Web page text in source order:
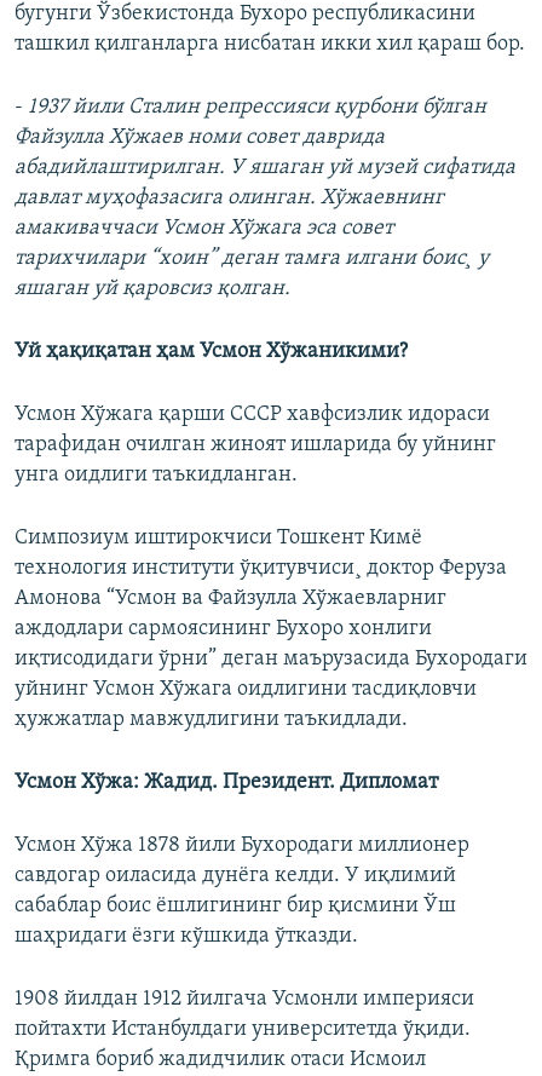
бугунги Ўзбекистонда Бухоро республикасини
ташкил қилганларга нисбатан икки хил қараш бор.
- 1937 йили Сталин репрессияси қурбони бўлган
Файзулла Хўжаев номи совет даврида
абадийлаштирилган. У яшаган уй музей сифатида
давлат муҳофазасига олинган. Хўжаевнинг
амакиваччаси Усмон Хўжага эса совет
тарихчилари “хоин” деган тамға илгани боис¸ у
яшаган уй қаровсиз қолган.
Уй ҳақиқатан ҳам Усмон Хўжаникими?
Усмон Хўжага қарши СССР хавфсизлик идораси
тарафидан очилган жиноят ишларида бу уйнинг
унга оидлиги таъкидланган.
Симпозиум иштирокчиси Тошкент Кимë
технология институти ўқитувчиси¸ доктор Феруза
Амонова “Усмон ва Файзулла Хўжаевларниг
аждодлари сармоясининг Бухоро хонлиги
иқтисодидаги ўрни” деган маърузасида Бухородаги
уйнинг Усмон Хўжага оидлигини тасдиқловчи
ҳужжатлар мавжудлигини таъкидлади.
Усмон Хўжа: Жадид. Президент. Дипломат
Усмон Хўжа 1878 йили Бухородаги миллионер
савдогар оиласида дунëга келди. У иқлимий
сабаблар боис ëшлигининг бир қисмини Ўш
шаҳридаги ëзги кўшкида ўтказди.
1908 йилдан 1912 йилгача Усмонли империяси
пойтахти Истанбулдаги университетда ўқиди.
Қримга бориб жадидчилик отаси Исмоил